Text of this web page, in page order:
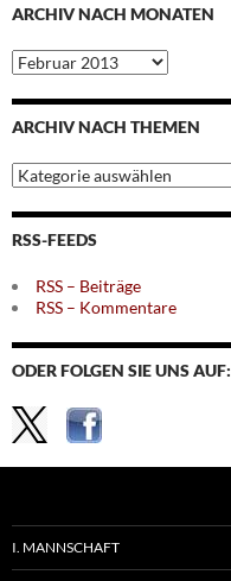
ARCHIV NACH MONATEN
Archiv
nach
Monaten
ARCHIV NACH THEMEN
Archiv
nach
Themen
RSS-FEEDS
RSS – Beiträge
RSS – Kommentare
ODER FOLGEN SIE UNS AUF:
I. MANNSCHAFT